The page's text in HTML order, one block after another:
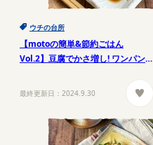
ウチの台所
【motoの簡単&節約ごはん
Vol.2】豆腐でかさ増し! ワンパンお
最終更新日： 2024.9.30